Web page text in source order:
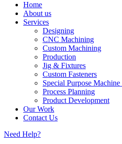
Home
About us
Services
Designing
CNC Machining
Custom Machining
Production
Jig & Fixtures
Custom Fasteners
Special Purpose
Process Planning
Product Development
Our Work
Contact Us
Need Help?